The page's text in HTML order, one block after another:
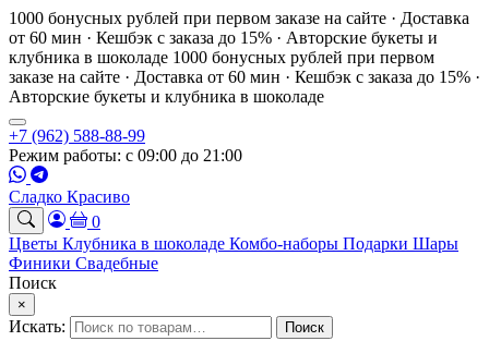
1000 бонусных рублей при первом заказе на сайте · Доставка
от 60 мин · Кешбэк с заказа до 15% · Авторские букеты и
клубника в шоколаде 1000 бонусных рублей при первом
заказе на сайте · Доставка от 60 мин · Кешбэк с заказа до 15% ·
Авторские букеты и клубника в шоколаде
+7 (962) 588-88-99
Режим работы: с 09:00 до 21:00
Сладко Красиво
0
Цветы Клубника в шоколаде Комбо-наборы Подарки Шары
Финики Свадебные
Поиск
×
Искать: Поиск